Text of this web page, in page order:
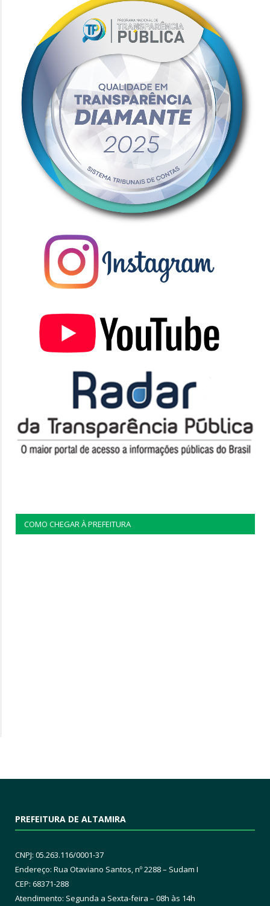
COMO CHEGAR À PREFEITURA
PREFEITURA DE ALTAMIRA
CNPJ: 05.263.116/0001-37
Endereço: Rua Otaviano Santos, nº 2288 – Sudam I
CEP: 68371-288
Atendimento: Segunda a Sexta-feira – 08h às 14h